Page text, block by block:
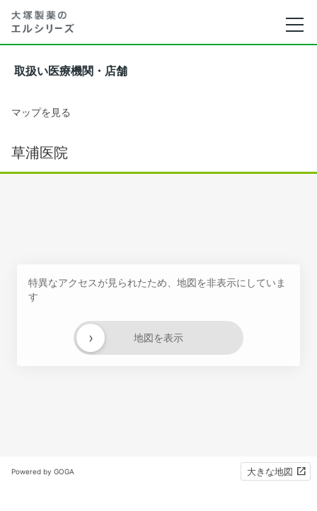
取扱い医療機関・店舗
マップを見る
草浦医院
特異なアクセスが見られたため、地図を非表示にしていま
す
地図を表示
›
Powered by GOGA 大きな地図